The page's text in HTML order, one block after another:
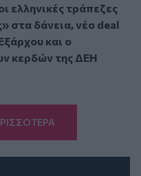
ελληνικές τράπεζες
στα δάνεια, νέο deal
και ο
κερδών της ΔΕΗ